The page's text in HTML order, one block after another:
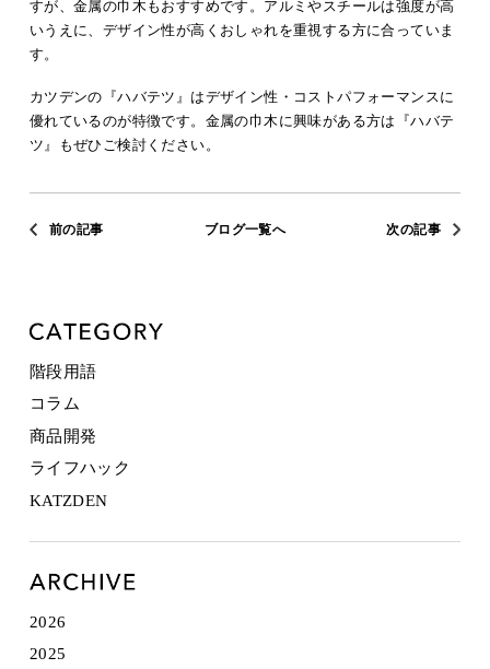
すが、金属の巾木もおすすめです。アルミやスチールは強度が高
いうえに、デザイン性が高くおしゃれを重視する方に合っていま
す。
カツデンの『ハバテツ』はデザイン性・コストパフォーマンスに
優れているのが特徴です。金属の巾木に興味がある方は『ハバテ
ツ』もぜひご検討ください。
前の記事 ブログ一覧へ 次の記事
階段用語
コラム
商品開発
ライフハック
KATZDEN
2026
2025